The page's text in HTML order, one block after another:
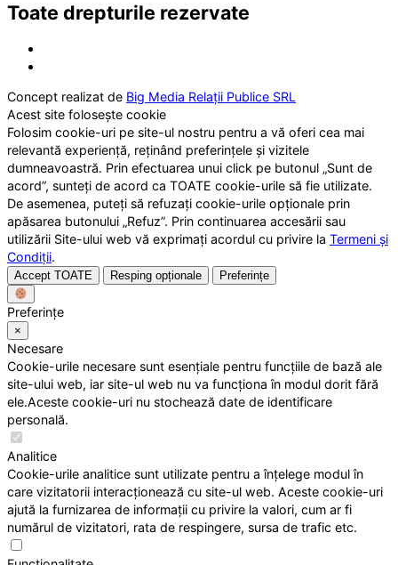
Toate drepturile rezervate
Concept realizat de Big Media Relații Publice SRL
Acest site folosește cookie
Folosim cookie-uri pe site-ul nostru pentru a vă oferi cea mai
relevantă experiență, reținând preferințele și vizitele
dumneavoastră. Prin efectuarea unui click pe butonul „Sunt de
acord”, sunteți de acord ca TOATE cookie-urile să fie utilizate.
De asemenea, puteți să refuzați cookie-urile opționale prin
apăsarea butonului „Refuz”. Prin continuarea accesării sau
utilizării Site-ului web vă exprimați acordul cu privire la Termeni și
Condiții.
Accept TOATE Resping opționale Preferințe
Preferințe
×
Necesare
Cookie-urile necesare sunt esențiale pentru funcțiile de bază ale
site-ului web, iar site-ul web nu va funcționa în modul dorit fără
ele.Aceste cookie-uri nu stochează date de identificare
personală.
Analitice
Cookie-urile analitice sunt utilizate pentru a înțelege modul în
care vizitatorii interacționează cu site-ul web. Aceste cookie-uri
ajută la furnizarea de informații cu privire la valori, cum ar fi
numărul de vizitatori, rata de respingere, sursa de trafic etc.